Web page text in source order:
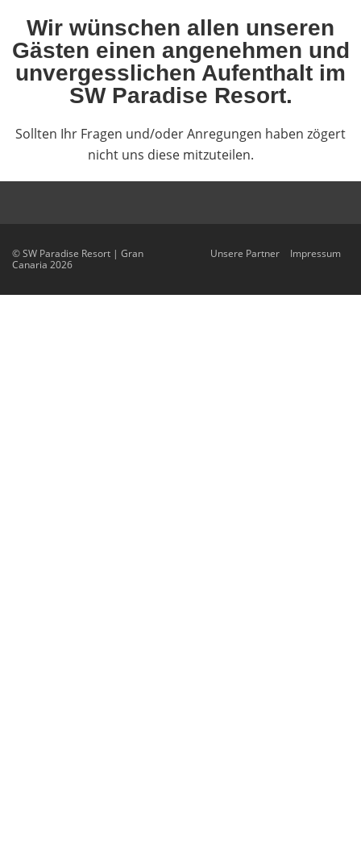
Wir wünschen allen unseren
Gästen einen angenehmen und
unvergesslichen Aufenthalt im
SW Paradise Resort.
Sollten Ihr Fragen und/oder Anregungen haben zögert
nicht uns diese mitzuteilen.
© SW Paradise Resort | Gran
Canaria 2026
Unsere Partner Impressum